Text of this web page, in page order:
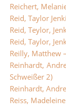
Reichert,
Reid, Taylor
Reid, Teylor,
Reid, Taylor,
Reilly, Matthew
Reinhardt,
Schweißer 2)
Reinhardt,
Reiss,